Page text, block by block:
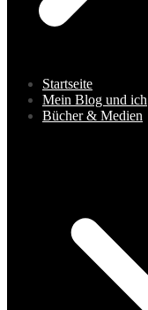
Startseite
Mein Blog und ich
Bücher & Medien